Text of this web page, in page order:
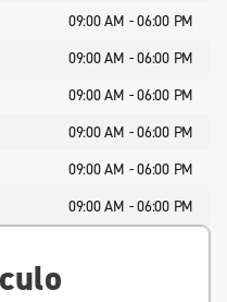
09:00 AM - 06:00 PM
09:00 AM - 06:00 PM
09:00 AM - 06:00 PM
09:00 AM - 06:00 PM
09:00 AM - 06:00 PM
09:00 AM - 06:00 PM